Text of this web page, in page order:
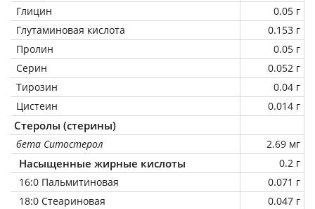
Глицин
0.05 г
Глутаминовая кислота
0.153 г
Пролин
0.05 г
Серин
0.052 г
Тирозин
0.04 г
Цистеин
0.014 г
Стеролы (стерины)
бета Ситостерол 2.69 мг
Насыщенные жирные кислоты
0.2 г
16:0 Пальмитиновая
0.071 г
18:0 Стеариновая
0.047 г